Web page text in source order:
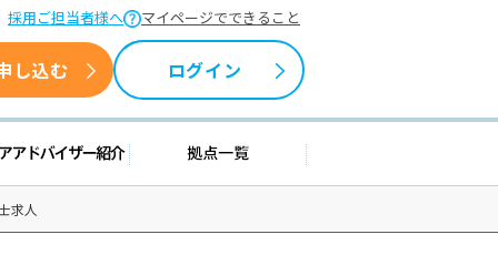
採用ご担当者様へ マイページでできること
し込む ログイン
報 キャリアアドバイザー紹介 拠点一覧
求人